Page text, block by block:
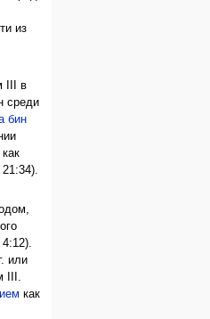
из
III в
среди
бин
или
III.
как